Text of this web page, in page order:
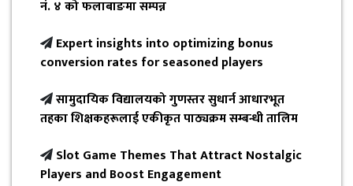
नं. ४ को फलाबाङमा सम्पन्न
Expert insights into optimizing bonus
conversion rates for seasoned players
सामुदायिक विद्यालयको गुणस्तर सुधार्न आधारभूत
तहका शिक्षकहरूलाई एकीकृत पाठ्यक्रम सम्बन्धी तालिम
Slot Game Themes That Attract Nostalgic
Players and Boost Engagement